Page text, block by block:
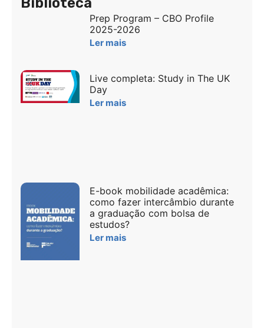
Prep Program – CBO Profile
2025-2026
Ler mais
Live completa: Study in The UK
Day
Ler mais
E-book mobilidade acadêmica:
como fazer intercâmbio durante
a graduação com bolsa de
estudos?
Ler mais